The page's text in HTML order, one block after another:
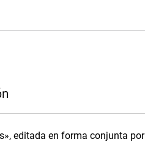
editada en forma conjunta por